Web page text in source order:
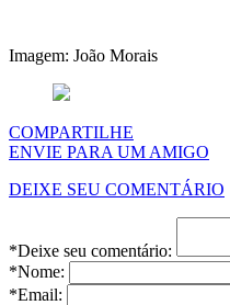
Imagem: João Morais
COMPARTILHE
ENVIE PARA UM AMIGO
DEIXE SEU COMENTÁRIO
*Deixe seu comentário:
*Nome:
*Email: